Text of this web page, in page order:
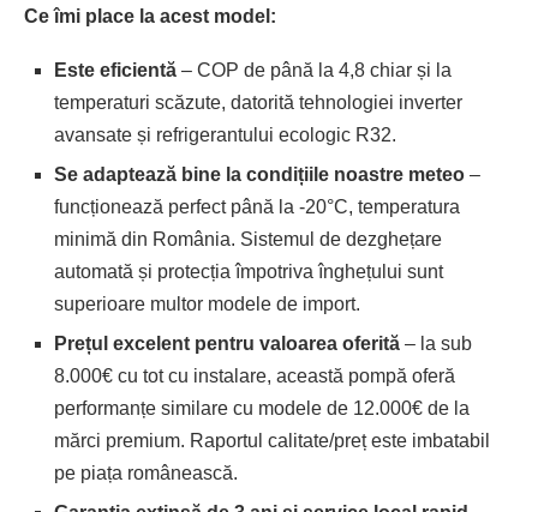
Ce îmi place la acest model:
Este eficientă – COP de până la 4,8 chiar și la
temperaturi scăzute, datorită tehnologiei inverter
avansate și refrigerantului ecologic R32.
Se adaptează bine la condițiile noastre meteo –
funcționează perfect până la -20°C, temperatura
minimă din România. Sistemul de dezghețare
automată și protecția împotriva înghețului sunt
superioare multor modele de import.
Prețul excelent pentru valoarea oferită – la sub
8.000€ cu tot cu instalare, această pompă oferă
performanțe similare cu modele de 12.000€ de la
mărci premium. Raportul calitate/preț este imbatabil
pe piața românească.